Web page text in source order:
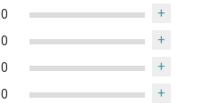
0 +
0 +
0 +
0 +